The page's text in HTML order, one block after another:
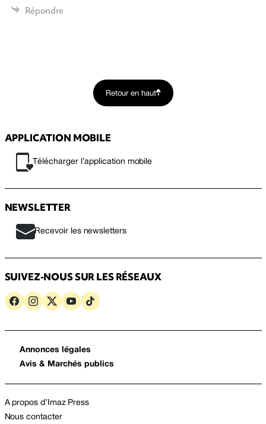
Répondre
Retour en haut
APPLICATION MOBILE
Télécharger l’application mobile
NEWSLETTER
Recevoir les newsletters
SUIVEZ-NOUS SUR LES RÉSEAUX
Annonces légales
Avis & Marchés publics
A propos d’Imaz Press
Nous contacter